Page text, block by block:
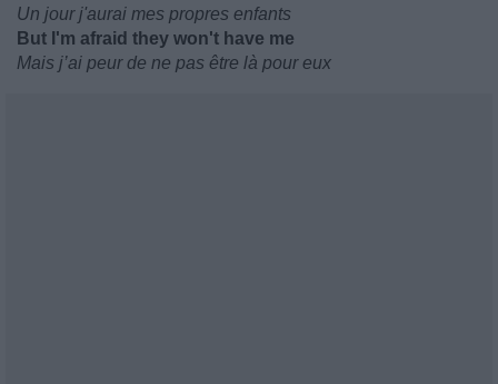
Un jour j'aurai mes propres enfants
But I'm afraid they won't have me
Mais j’ai peur de ne pas être là pour eux